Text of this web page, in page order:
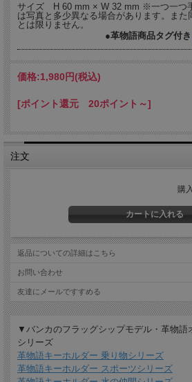
バンカクラフトの本革製ネームプレートホ
ティ豊か。
熟練した職人が一つ一つ手作りしている国
（牛革）製マスコット付きです。
て、ご旅行・お散歩のおともに。
サイズ H 60 mm × W 32 mm ※一つ一つ
は写真と多少異なる場合があります。また
とは限りません。
●革物語商品タグ付き
価格:1,980円(税込)
[ポイント還元 20ポイント～]
注文
購
返品についての詳細はこちら
お問い合わせ
友達にメールですすめる
▼バンカのフラッグシップモデル・革物語
シリーズ
革物語キーホルダー 乗り物シリーズ
革物語キーホルダー スポーツシリーズ